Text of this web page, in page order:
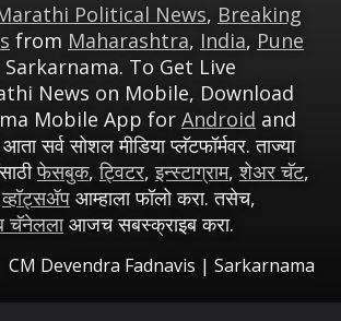
Political News, Breaking
from Maharashtra, India, Pune
To Get Live
News on Mobile, Download
Mobile App for Android and
सर्व सोशल मीडिया प्लॅटफॉर्मवर. ताज्या
फेसबुक,ट्विटर,इन्स्टाग्राम,शेअर चॅट,
व्हॉट्सॲप आम्हाला फॉलो करा. तसेच,
चॅनेललाआजच सबस्क्राइब करा.
CM Devendra Fadnavis | Sarkarnama